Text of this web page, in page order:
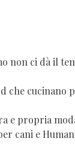
non ci dà il
che cucinano
e propria
cani e